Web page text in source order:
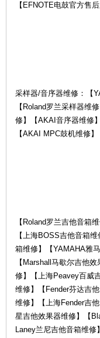
【EFNOTE电鼓官方售
采样器/音序器维修：【
【Roland罗兰采样器维
修】【AKAI音序器维修
【AKAI MPC鼓机维修
【Roland罗兰吉他音箱
【上海BOSS吉他音箱
箱维修】【YAMAHA雅
【Marshall马歇尔吉他
修】【上海Peavey百威
维修】【Fender芬达吉
维修】【上海Fender吉
星吉他效果器维修】【
Laney兰尼吉他音箱维